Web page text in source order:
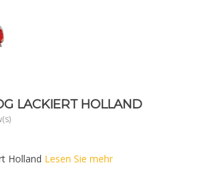
LACKIERT HOLLAND
Holland Lesen Sie mehr